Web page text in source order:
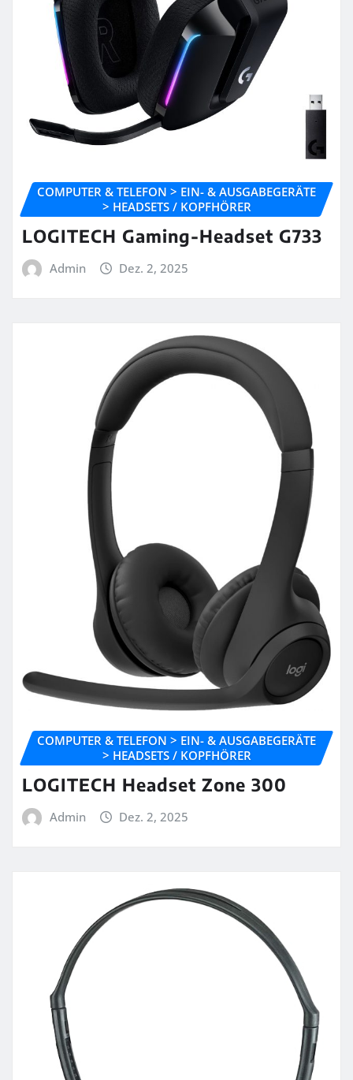
COMPUTER & TELEFON > EIN- & AUSGABEGERÄTE
> HEADSETS / KOPFHÖRER
LOGITECH Gaming-Headset G733
Admin Dez. 2, 2025
COMPUTER & TELEFON > EIN- & AUSGABEGERÄTE
> HEADSETS / KOPFHÖRER
LOGITECH Headset Zone 300
Admin Dez. 2, 2025